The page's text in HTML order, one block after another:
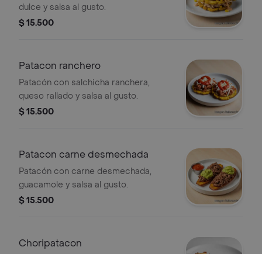
dulce y salsa al gusto.
$ 15.500
Patacon ranchero
Patacón con salchicha ranchera,
queso rallado y salsa al gusto.
$ 15.500
Patacon carne desmechada
Patacón con carne desmechada,
guacamole y salsa al gusto.
$ 15.500
Choripatacon